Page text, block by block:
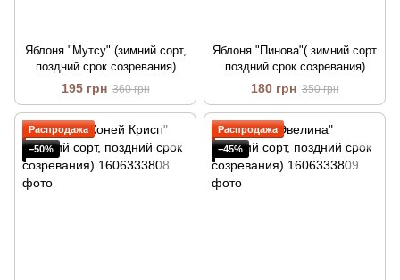
Яблоня "Мутсу" (зимний сорт,
поздний срок созревания)
195 грн 360 грн
Яблоня "Пинова"( зимний сорт
поздний срок созревания)
180 грн 350 грн
Распродажа
−50%
Распродажа
−45%